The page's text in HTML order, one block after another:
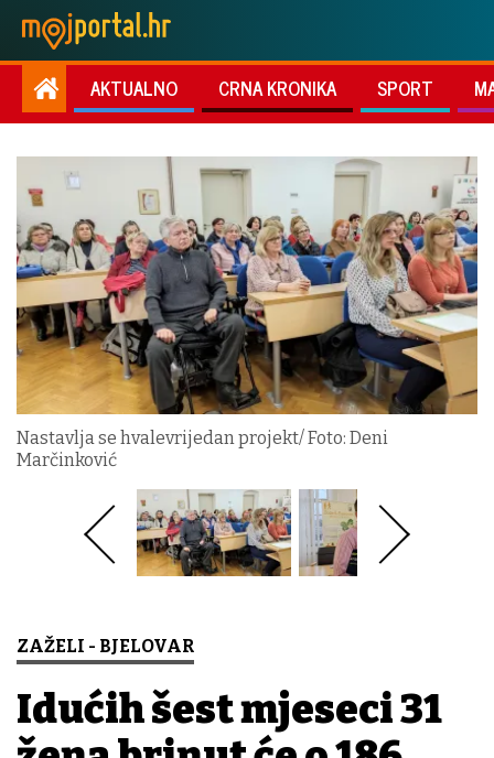
AKTUALNO CRNA KRONIKA SPORT
Nastavlja se hvalevrijedan projekt/ Foto: Deni
Marčinković
ZAŽELI - BJELOVAR
Idućih šest mjeseci 31